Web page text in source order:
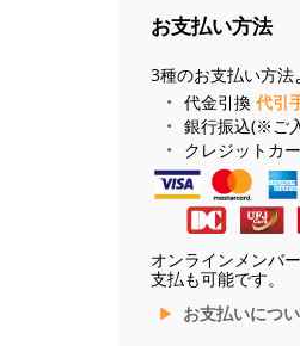
お支払い方法
3種のお支払い方法
代金引換 代引
銀行振込(※ご
クレジットカ
オンラインメンバ
支払も可能です。
お支払いにつ